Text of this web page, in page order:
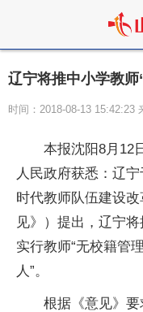
辽宁将推中小学教师
时间：2018-08-13 15:42:23
本报沈阳8月12
人民政府获悉：辽
时代教师队伍建设
见》）提出，辽宁将
实行教师“无校籍管
人”。
根据《意见》